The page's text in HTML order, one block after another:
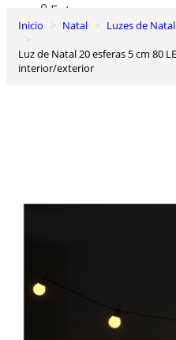
Entrar
Lista de Desejos
0
Carrinho de Compras
Inicio Natal Luzes de Natal
Luz de Natal 20 esferas 5 cm 80 LEDs branco quente 6,65 m
interior/exterior